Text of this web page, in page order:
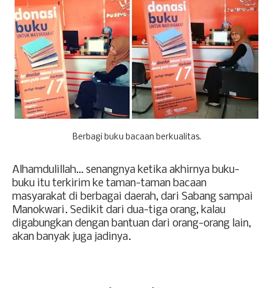
Berbagi buku bacaan berkualitas.
Alhamdulillah… senangnya ketika akhirnya buku-
buku itu terkirim ke taman-taman bacaan
masyarakat di berbagai daerah, dari Sabang sampai
Manokwari. Sedikit dari dua-tiga orang, kalau
digabungkan dengan bantuan dari orang-orang lain,
akan banyak juga jadinya.